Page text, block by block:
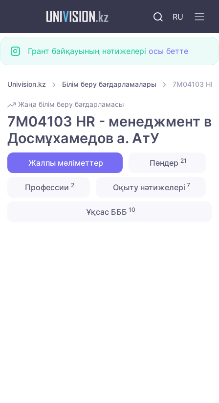
RU
Грант байқауының нәтижелері осы бетте
Univision.kz Білім беру бағдарламалары 7M04103
Жаңа білім беру бағдарламасы
7M04103 HR - менеджмент в
Досмұхамедов а. АтУ
Жалпы мәліметтер Пәндер 21
Профессии 2 Оқыту нәтижелері 7
Ұқсас БББ 10